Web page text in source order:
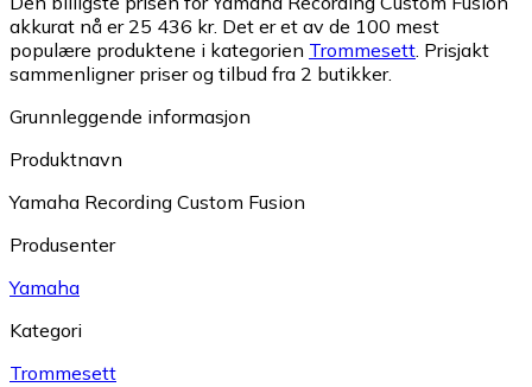
akkurat nå er 25 436 kr. Det er et av de 100 mest
populære produktene i kategorien Trommesett. Prisjakt
sammenligner priser og tilbud fra 2 butikker.
Grunnleggende informasjon
Produktnavn
Yamaha Recording Custom Fusion
Produsenter
Yamaha
Kategori
Trommesett